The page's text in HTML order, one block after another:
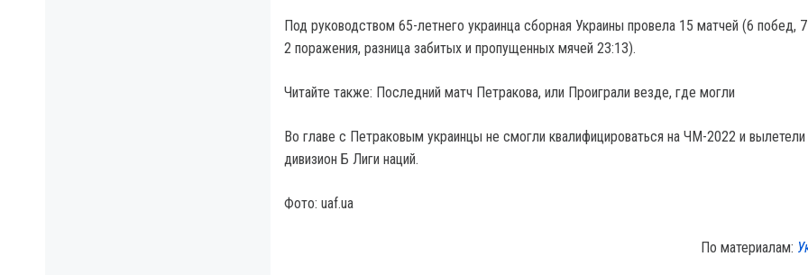
Под руководством 65-летнего украинца сборная Украины провела 15 матчей (6 побед, 7
2 поражения, разница забитых и пропущенных мячей 23:13).
Читайте также: Последний матч Петракова, или Проиграли везде, где могли
Во главе с Петраковым украинцы не смогли квалифицироваться на ЧМ-2022 и вылетели
дивизион Б Лиги наций.
Фото: uaf.ua
По материалам: